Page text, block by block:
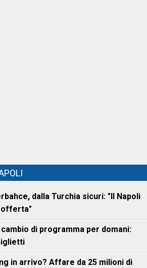
dalla Turchia sicuri: "Il Napoli
offerta"
di programma per domani:
in arrivo? Affare da 25 milioni di